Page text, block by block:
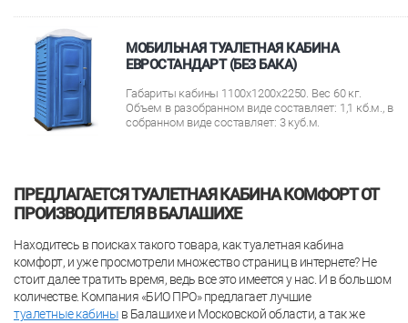
МОБИЛЬНАЯ ТУАЛЕТНАЯ КАБИНА
ЕВРОСТАНДАРТ (БЕЗ БАКА)
Габариты кабины 1100х1200х2250. Вес 60 кг.
Объем в разобранном виде составляет: 1,1 кб.м., в
собранном виде составляет: 3 куб.м.
ПРЕДЛАГАЕТСЯ ТУАЛЕТНАЯ КАБИНА КОМФОРТ ОТ
ПРОИЗВОДИТЕЛЯ В БАЛАШИХЕ
Находитесь в поисках такого товара, как туалетная кабина
комфорт, и уже просмотрели множество страниц в интернете? Не
стоит далее тратить время, ведь все это имеется у нас. И в большом
количестве. Компания «БИО ПРО» предлагает лучшие
туалетные кабины в Балашихе и Московской области, а так же